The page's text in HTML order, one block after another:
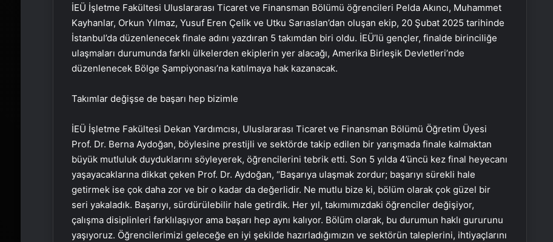
İEÜ İşletme Fakültesi Uluslararası Ticaret ve Finansman Bölümü öğrencileri Pelda Akıncı, Muhammet
Kayhanlar, Orkun Yılmaz, Yusuf Eren Çelik ve Utku Sarıaslan’dan oluşan ekip, 20 Şubat 2025 tarihinde
İstanbul’da düzenlenecek finale adını yazdıran 5 takımdan biri oldu. İEÜ’lü gençler, finalde birinciliğe
ulaşmaları durumunda farklı ülkelerden ekiplerin yer alacağı, Amerika Birleşik Devletleri’nde
düzenlenecek Bölge Şampiyonası’na katılmaya hak kazanacak.
Takımlar değişse de başarı hep bizimle
İEÜ İşletme Fakültesi Dekan Yardımcısı, Uluslararası Ticaret ve Finansman Bölümü Öğretim Üyesi
Prof. Dr. Berna Aydoğan, böylesine prestijli ve sektörde takip edilen bir yarışmada finale kalmaktan
büyük mutluluk duyduklarını söyleyerek, öğrencilerini tebrik etti. Son 5 yılda 4’üncü kez final heyecanı
yaşayacaklarına dikkat çeken Prof. Dr. Aydoğan, “Başarıya ulaşmak zordur; başarıyı sürekli hale
getirmek ise çok daha zor ve bir o kadar da değerlidir. Ne mutlu bize ki, bölüm olarak çok güzel bir
seri yakaladık. Başarıyı, sürdürülebilir hale getirdik. Her yıl, takımımızdaki öğrenciler değişiyor,
çalışma disiplinleri farklılaşıyor ama başarı hep aynı kalıyor. Bölüm olarak, bu durumun haklı gururunu
yaşıyoruz. Öğrencilerimizi geleceğe en iyi şekilde hazırladığımızın ve sektörün taleplerini, ihtiyaçlarını
Malatya Sigortacılığı ve En Uygun
Sigorta Çözümleri
Keçiören Halı Yıkama: Profesyonel
İzmir transfer
Nişantaşı Üniversitesi’nden 2026 YKS
Adaylarına Çifte Güvence: Sabit
Ücret ve Kesintisiz Burs